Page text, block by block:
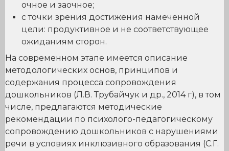
очное и заочное;
с точки зрения достижения намеченной
цели: продуктивное и не соответствующее
ожиданиям сторон.
На современном этапе имеется описание
методологических основ, принципов и
содержания процесса сопровождения
дошкольников (Л.В. Трубайчук и др., 2014 г), в том
числе, предлагаются методические
рекомендации по психолого-педагогическому
сопровождению дошкольников с нарушениями
речи в условиях инклюзивного образования (С.Г.